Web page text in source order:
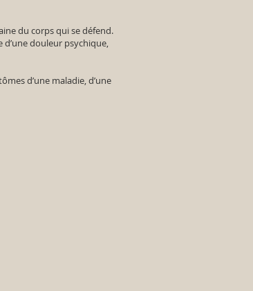
du corps qui se défend.
douleur psychique,
d’une maladie, d’une